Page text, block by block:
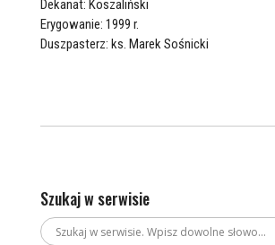
Dekanat: Koszaliński
Erygowanie: 1999 r.
Duszpasterz: ks. Marek Sośnicki
Szukaj w serwisie